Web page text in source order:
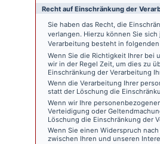
Recht auf Einschränkung der
Sie haben das Recht, die
verlangen. Hierzu können Sie
Verarbeitung besteht in
Wenn Sie die Richtigkeit Ihrer
wir in der Regel Zeit, um dies zu
Einschränkung der Verarbeitung
Wenn die Verarbeitung Ihrer
statt der Löschung die
Wenn wir Ihre
Verteidigung oder
Löschung die Einschränkung der
Wenn Sie einen Widerspruch
zwischen Ihren und unseren